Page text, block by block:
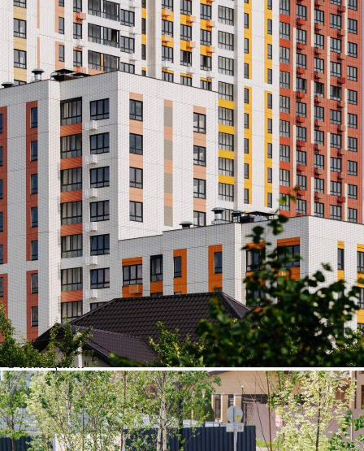
Другие объявления
Характеристики помещения
№ объявления
119416
Дата размещения
15.12.2025
Город
Видное
Адрес
деревня Сапроново, , д.1
Расположено
Этаж
-1
Предлагается
Продажа
Желаемый / подходящий вид деятельности
Не указано
Назначение
Не указано
Размер площади (м2)
3.4
Цена за помещение
438 600 руб.
О помещении